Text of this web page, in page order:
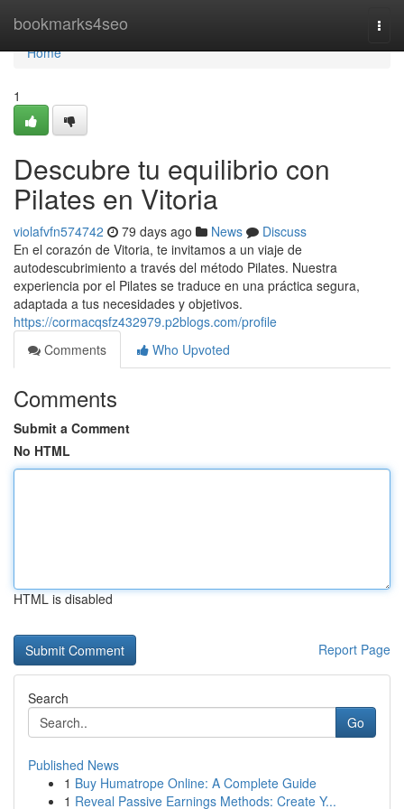
bookmarks4seo
Home
Home
1
Descubre tu equilibrio con
Pilates en Vitoria
violafvfn574742 79 days ago News
Discuss
En el corazón de Vitoria, te invitamos a un viaje de
autodescubrimiento a través del método Pilates. Nuestra
experiencia por el Pilates se traduce en una práctica segura,
adaptada a tus necesidades y objetivos.
https://cormacqsfz432979.p2blogs.com/profile
Comments
Who Upvoted
Comments
Submit a Comment
No HTML
HTML is disabled
Report Page
Search
Go
Published News
1 Buy Humatrope Online: A Complete Guide
1 Reveal Passive Earnings Methods: Create Y...